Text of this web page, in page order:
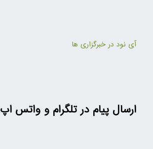
آی نود در خبرگزاری ها
ارسال پیام در تلگرام و واتس اپ